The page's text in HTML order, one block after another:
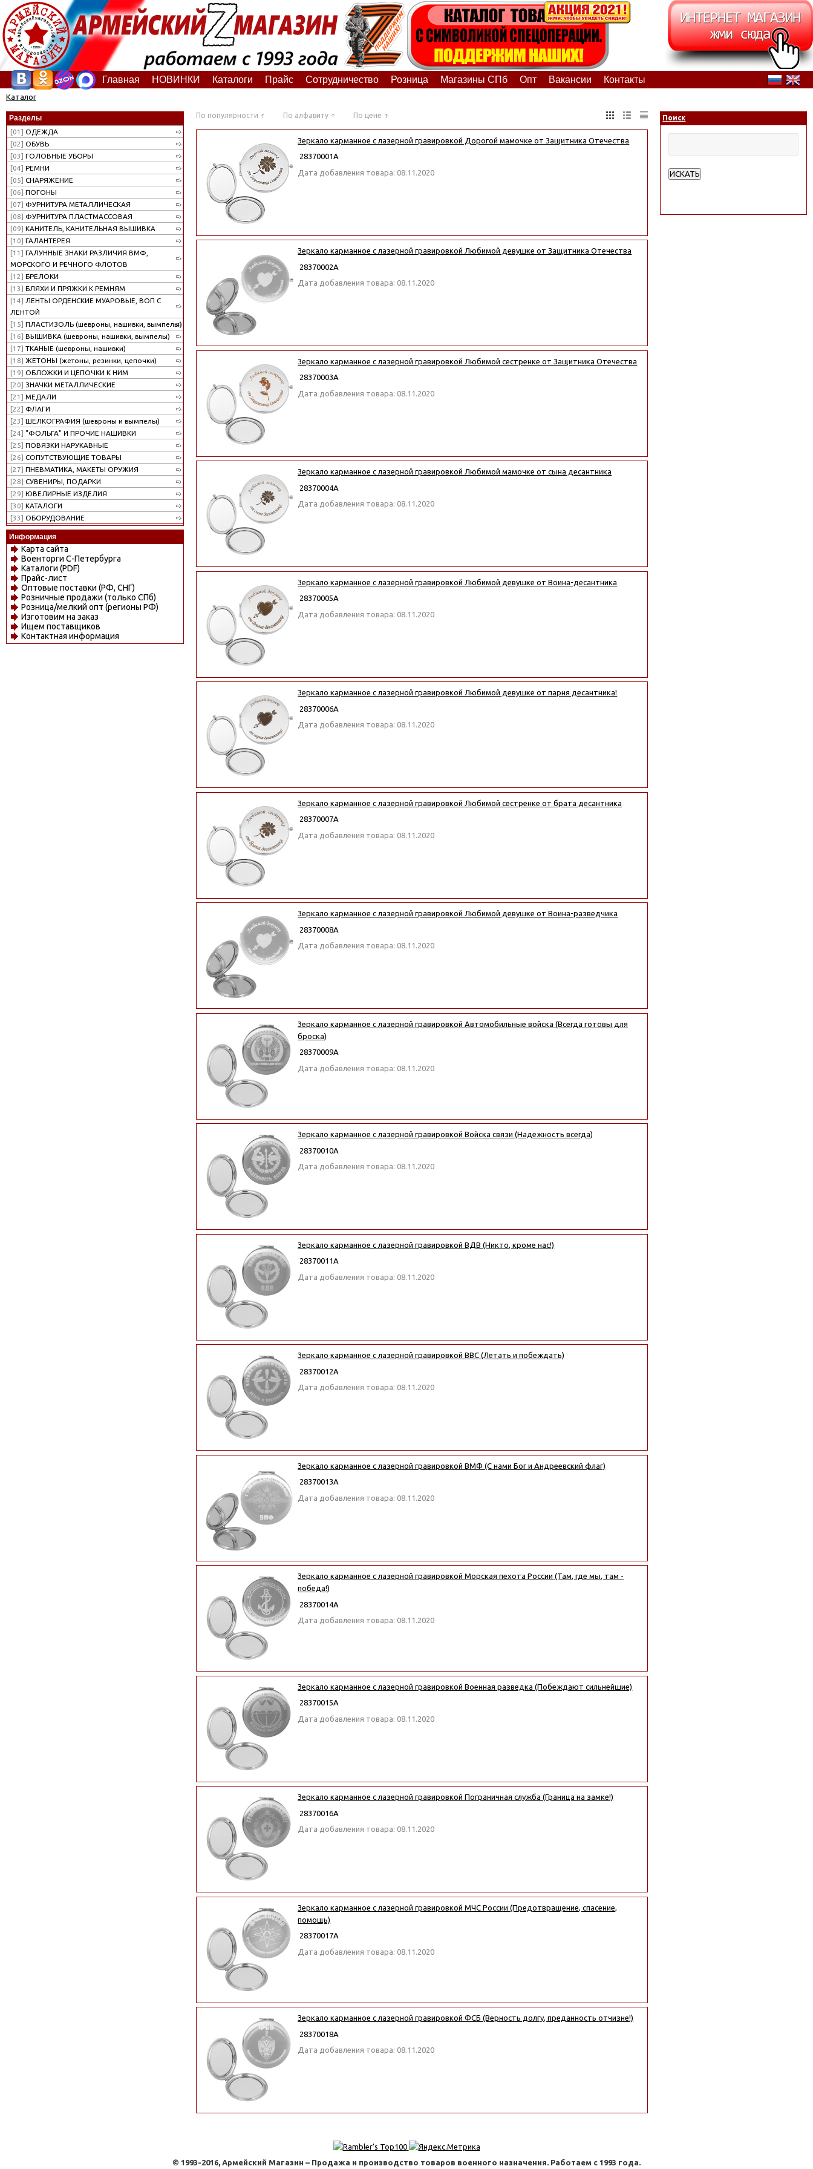
Главная НОВИНКИ Каталоги Прайс Сотрудничество Розница Магазины СПб Опт Вакансии Контакты
Каталог
Разделы
[01] ОДЕЖДА
[02] ОБУВЬ
[03] ГОЛОВНЫЕ УБОРЫ
[04] РЕМНИ
[05] СНАРЯЖЕНИЕ
[06] ПОГОНЫ
[07] ФУРНИТУРА МЕТАЛЛИЧЕСКАЯ
[08] ФУРНИТУРА ПЛАСТМАССОВАЯ
[09] КАНИТЕЛЬ, КАНИТЕЛЬНАЯ ВЫШИВКА
[10] ГАЛАНТЕРЕЯ
[11] ГАЛУННЫЕ ЗНАКИ РАЗЛИЧИЯ ВМФ,
МОРСКОГО И РЕЧНОГО ФЛОТОВ
[12] БРЕЛОКИ
[13] БЛЯХИ И ПРЯЖКИ К РЕМНЯМ
[14] ЛЕНТЫ ОРДЕНСКИЕ МУАРОВЫЕ, ВОП С
ЛЕНТОЙ
[15] ПЛАСТИЗОЛЬ (шевроны, нашивки, вымпелы)
[16] ВЫШИВКА (шевроны, нашивки, вымпелы)
[17] ТКАНЫЕ (шевроны, нашивки)
[18] ЖЕТОНЫ (жетоны, резинки, цепочки)
[19] ОБЛОЖКИ И ЦЕПОЧКИ К НИМ
[20] ЗНАЧКИ МЕТАЛЛИЧЕСКИЕ
[21] МЕДАЛИ
[22] ФЛАГИ
[23] ШЕЛКОГРАФИЯ (шевроны и вымпелы)
[24] "ФОЛЬГА" И ПРОЧИЕ НАШИВКИ
[25] ПОВЯЗКИ НАРУКАВНЫЕ
[26] СОПУТСТВУЮЩИЕ ТОВАРЫ
[27] ПНЕВМАТИКА, МАКЕТЫ ОРУЖИЯ
[28] СУВЕНИРЫ, ПОДАРКИ
[29] ЮВЕЛИРНЫЕ ИЗДЕЛИЯ
[30] КАТАЛОГИ
[33] ОБОРУДОВАНИЕ
Информация
Карта сайта
Военторги С-Петербурга
Каталоги (PDF)
Прайс-лист
Оптовые поставки (РФ, СНГ)
Розничные продажи (только СПб)
Розница/мелкий опт (регионы РФ)
Изготовим на заказ
Ищем поставщиков
Контактная информация
По популярности По алфавиту По цене
Зеркало карманное с лазерной гравировкой Дорогой мамочке от Защитника Отечества
28370001А
Дата добавления товара: 08.11.2020
Зеркало карманное с лазерной гравировкой Любимой девушке от Защитника Отечества
28370002А
Дата добавления товара: 08.11.2020
Зеркало карманное с лазерной гравировкой Любимой сестренке от Защитника Отечества
28370003А
Дата добавления товара: 08.11.2020
Зеркало карманное с лазерной гравировкой Любимой мамочке от сына десантника
28370004А
Дата добавления товара: 08.11.2020
Зеркало карманное с лазерной гравировкой Любимой девушке от Воина-десантника
28370005А
Дата добавления товара: 08.11.2020
Зеркало карманное с лазерной гравировкой Любимой девушке от парня десантника!
28370006А
Дата добавления товара: 08.11.2020
Зеркало карманное с лазерной гравировкой Любимой сестренке от брата десантника
28370007А
Дата добавления товара: 08.11.2020
Зеркало карманное с лазерной гравировкой Любимой девушке от Воина-разведчика
28370008А
Дата добавления товара: 08.11.2020
Зеркало карманное с лазерной гравировкой Автомобильные войска (Всегда готовы для
броска)
28370009А
Дата добавления товара: 08.11.2020
Зеркало карманное с лазерной гравировкой Войска связи (Надежность всегда)
28370010А
Дата добавления товара: 08.11.2020
Зеркало карманное с лазерной гравировкой ВДВ (Никто, кроме нас!)
28370011А
Дата добавления товара: 08.11.2020
Зеркало карманное с лазерной гравировкой ВВС (Летать и побеждать)
28370012А
Дата добавления товара: 08.11.2020
Зеркало карманное с лазерной гравировкой ВМФ (С нами Бог и Андреевский флаг)
28370013А
Дата добавления товара: 08.11.2020
Зеркало карманное с лазерной гравировкой Морская пехота России (Там, где мы, там -
победа!)
28370014А
Дата добавления товара: 08.11.2020
Зеркало карманное с лазерной гравировкой Военная разведка (Побеждают сильнейшие)
28370015А
Дата добавления товара: 08.11.2020
Зеркало карманное с лазерной гравировкой Пограничная служба (Граница на замке!)
28370016А
Дата добавления товара: 08.11.2020
Зеркало карманное с лазерной гравировкой МЧС России (Предотвращение, спасение,
помощь)
28370017А
Дата добавления товара: 08.11.2020
Зеркало карманное с лазерной гравировкой ФСБ (Верность долгу, преданность отчизне!)
28370018А
Дата добавления товара: 08.11.2020
Поиск
ИСКАТЬ
© 1993-2016, Армейский Магазин – Продажа и производство товаров военного назначения. Работаем с 1993 года.